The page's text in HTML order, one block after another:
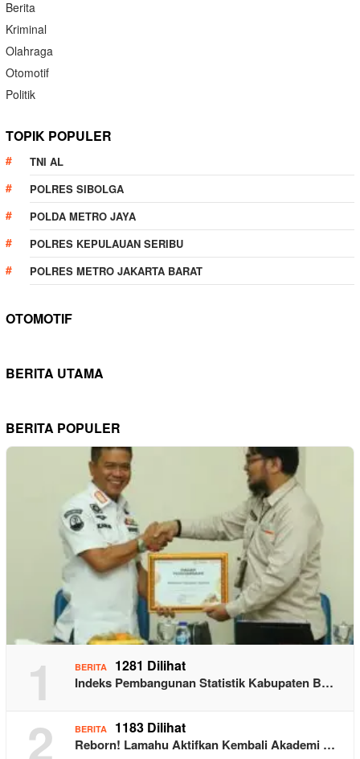
Berita
Kriminal
Olahraga
Otomotif
Politik
TOPIK POPULER
TNI AL
POLRES SIBOLGA
POLDA METRO JAYA
POLRES KEPULAUAN SERIBU
POLRES METRO JAKARTA BARAT
OTOMOTIF
BERITA UTAMA
BERITA POPULER
1 BERITA 1281 Dilihat
Indeks Pembangunan Statistik Kabupaten B…
2 BERITA 1183 Dilihat
Reborn! Lamahu Aktifkan Kembali Akademi …